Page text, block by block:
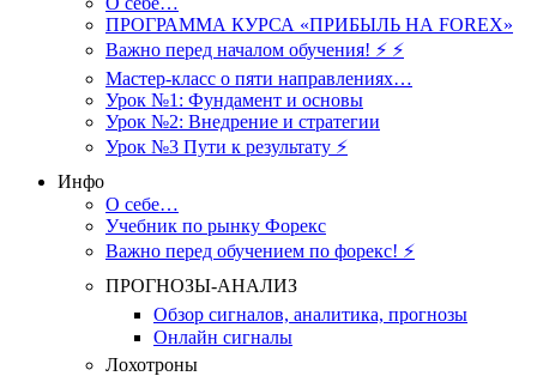
ПРОГРАММА КУРСА «ПРИБЫЛЬ НА FOREX»
Важно перед началом обучения! ⚡ ⚡
Мастер-класс о пяти направлениях…
Урок №1: Фундамент и основы
Урок №2: Внедрение и стратегии
Урок №3 Пути к результату ⚡️
Инфо
О себе…
Учебник по рынку Форекс
Важно перед обучением по форекс! ⚡
ПРОГНОЗЫ-АНАЛИЗ
Обзор сигналов, аналитика, прогнозы
Онлайн сигналы
Лохотроны